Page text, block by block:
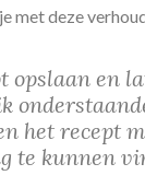
met deze
opslaan en
het recept
te kunnen